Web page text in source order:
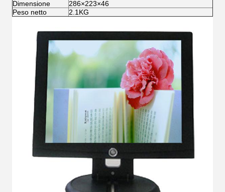
Dimensione
286×223×46
Peso netto
2.1KG